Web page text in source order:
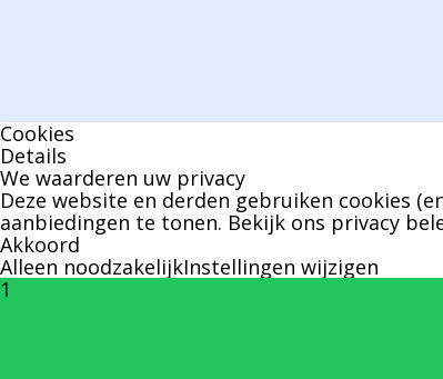
Cookies
Details
We waarderen uw privacy
Deze website en derden gebruiken cookies
aanbiedingen te tonen. Bekijk ons privacy
Akkoord
Alleen noodzakelijkInstellingen wijzigen
1